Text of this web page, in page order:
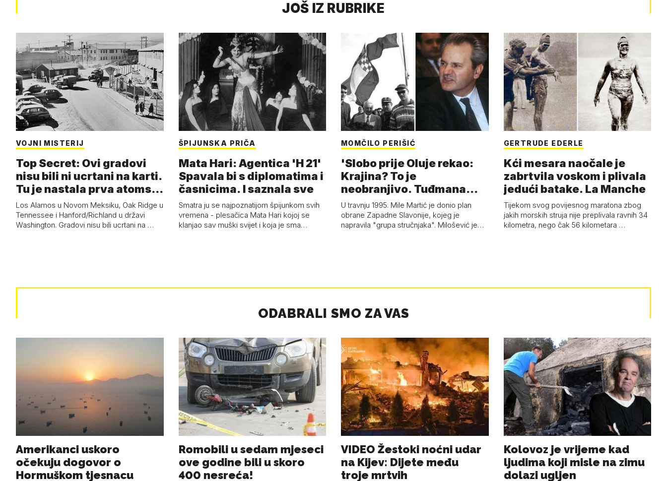
JOŠ IZ RUBRIKE
VOJNI MISTERIJ
Top Secret: Ovi gradovi
nisu bili ni ucrtani na karti.
Tu je nastala prva atoms…
Los Alamos u Novom Meksiku, Oak Ridge u
Tennessee i Hanford/Richland u državi
Washington. Gradovi nisu bili ucrtani na …
ŠPIJUNSKA PRIČA
Mata Hari: Agentica 'H 21'
Spavala bi s diplomatima i
časnicima. I saznala sve
Smatra ju se najpoznatijom špijunkom svih
vremena - plesačica Mata Hari kojoj se
klanjao sav muški svijet i koja je sma…
MOMČILO PERIŠIĆ
'Slobo prije Oluje rekao:
Krajina? To je
neobranjivo. Tuđmana
zvao Krivousti'
U travnju 1995. Mile Martić je donio plan
obrane Zapadne Slavonije, kojeg je
napravila "grupa stručnjaka". Milošević je…
GERTRUDE EDERLE
Kći mesara naočale je
zabrtvila voskom i plivala
jedući batake. La Manche
Tijekom svog povijesnog maratona zbog
jakih morskih struja nije preplivala ravnih 34
kilometra, nego čak 56 kilometara …